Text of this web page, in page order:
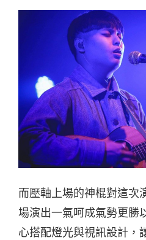
而壓軸上場的神棍對這次
場演出一氣呵成氣勢更勝
心搭配燈光與視訊設計，